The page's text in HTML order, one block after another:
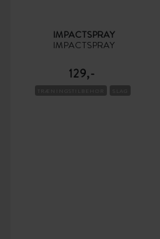
IMPACTSPRAY
IMPACTSPRAY
129,-